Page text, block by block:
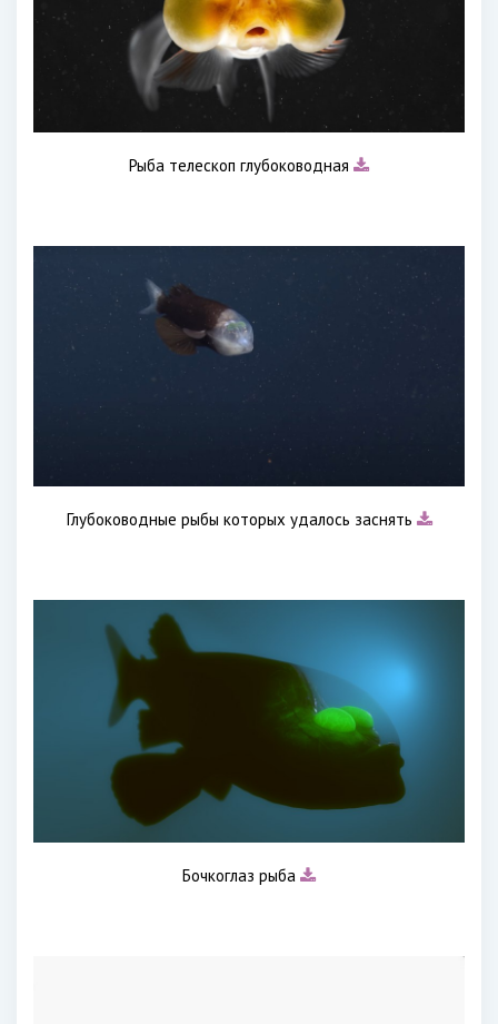
Рыба телескоп глубоководная
Глубоководные рыбы которых удалось заснять
Бочкоглаз рыба